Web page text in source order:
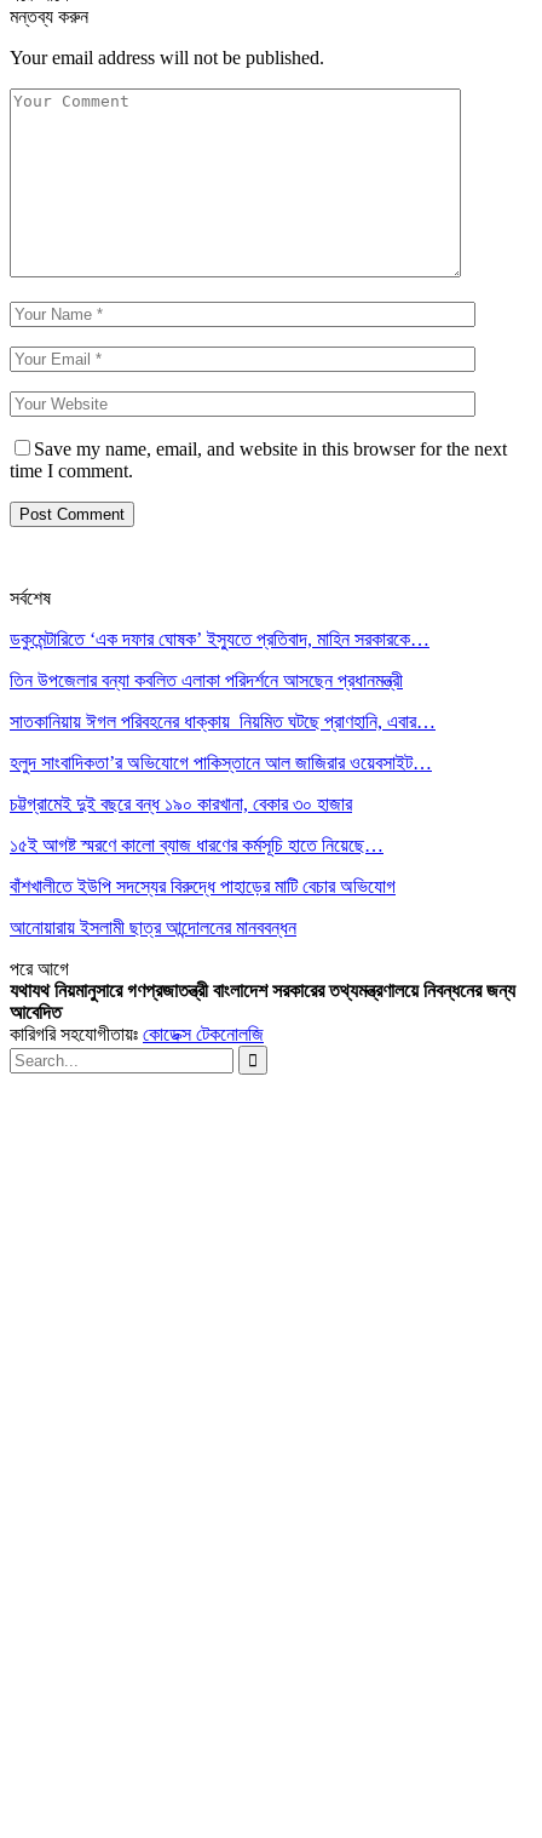
মন্তব্য করুন
Your email address will not be published.
Save my name, email, and website in this browser for the next
time I comment.
সর্বশেষ
ডকুমেন্টারিতে ‘এক দফার ঘোষক’ ইস্যুতে প্রতিবাদ, মাহিন সরকারকে…
তিন উপজেলার বন্যা কবলিত এলাকা পরিদর্শনে আসছেন প্রধানমন্ত্রী
সাতকানিয়ায় ঈগল পরিবহনের ধাক্কায় নিয়মিত ঘটছে প্রাণহানি, এবার…
হলুদ সাংবাদিকতা’র অভিযোগে পাকিস্তানে আল জাজিরার ওয়েবসাইট…
চট্টগ্রামেই দুই বছরে বন্ধ ১৯০ কারখানা, বেকার ৩০ হাজার
১৫ই আগষ্ট স্মরণে কালো ব্যাজ ধারণের কর্মসূচি হাতে নিয়েছে…
বাঁশখালীতে ইউপি সদস্যের বিরুদ্ধে পাহাড়ের মাটি বেচার অভিযোগ
আনোয়ারায় ইসলামী ছাত্র আন্দোলনের মানববন্ধন
পরেআগে
যথাযথ নিয়মানুসারে গণপ্রজাতন্ত্রী বাংলাদেশ সরকারের তথ্যমন্ত্রণালয়ে নিবন্ধনের জন্য
আবেদিত
কারিগরি সহযোগীতায়ঃ কোডেক্স টেকনোলজি